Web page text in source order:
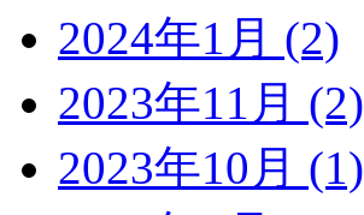
2024年1月 (2)
2023年11月 (2)
2023年10月 (1)